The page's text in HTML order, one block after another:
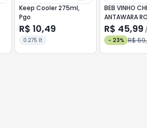
Keep Cooler 275ml,
Pgo
R$ 10,49
0.275 lt
BEB VINHO CHI
ANTAWARA
R$ 45,99
- 23% R$